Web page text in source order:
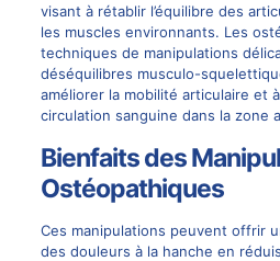
visant à rétablir l’équilibre des
les muscles environnants. Les
techniques de manipulations
déséquilibres musculo-
améliorer la mobilité articulaire et
circulation sanguine dans la zone
Bienfaits des
Ostéopathiques
Ces manipulations peuvent offrir
des douleurs à la hanche en